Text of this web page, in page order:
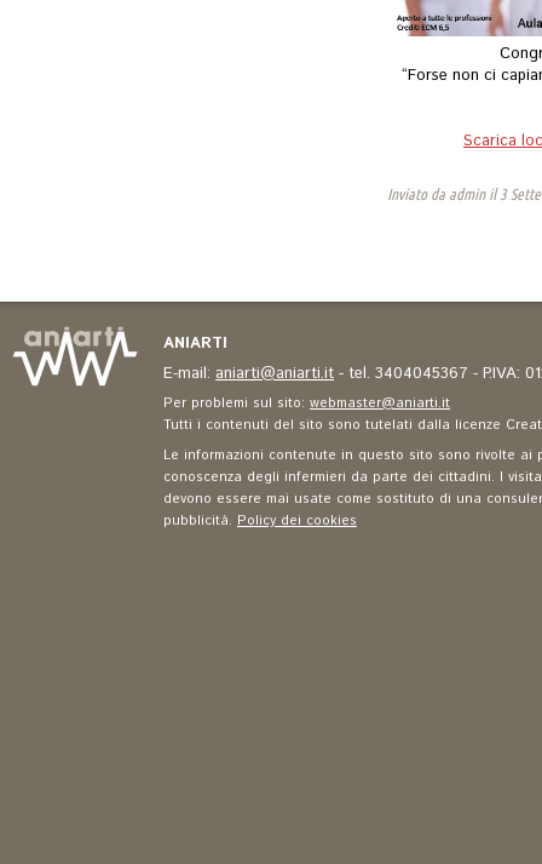
“Forse non ci
Scarica
Inviato da adminil 3
ANIARTI
E-mail: aniarti@aniarti.it - tel. 3404045367 - P.IVA:
Per problemi sul sito: webmaster@aniarti.it
Tutti i contenuti del sito sono tutelati dalla licenze
Le informazioni contenute in questo sito sono rivolte
conoscenza degli infermieri da parte dei cittadini. I
devono essere mai usate come sostituto di una
pubblicità. Policy dei cookies